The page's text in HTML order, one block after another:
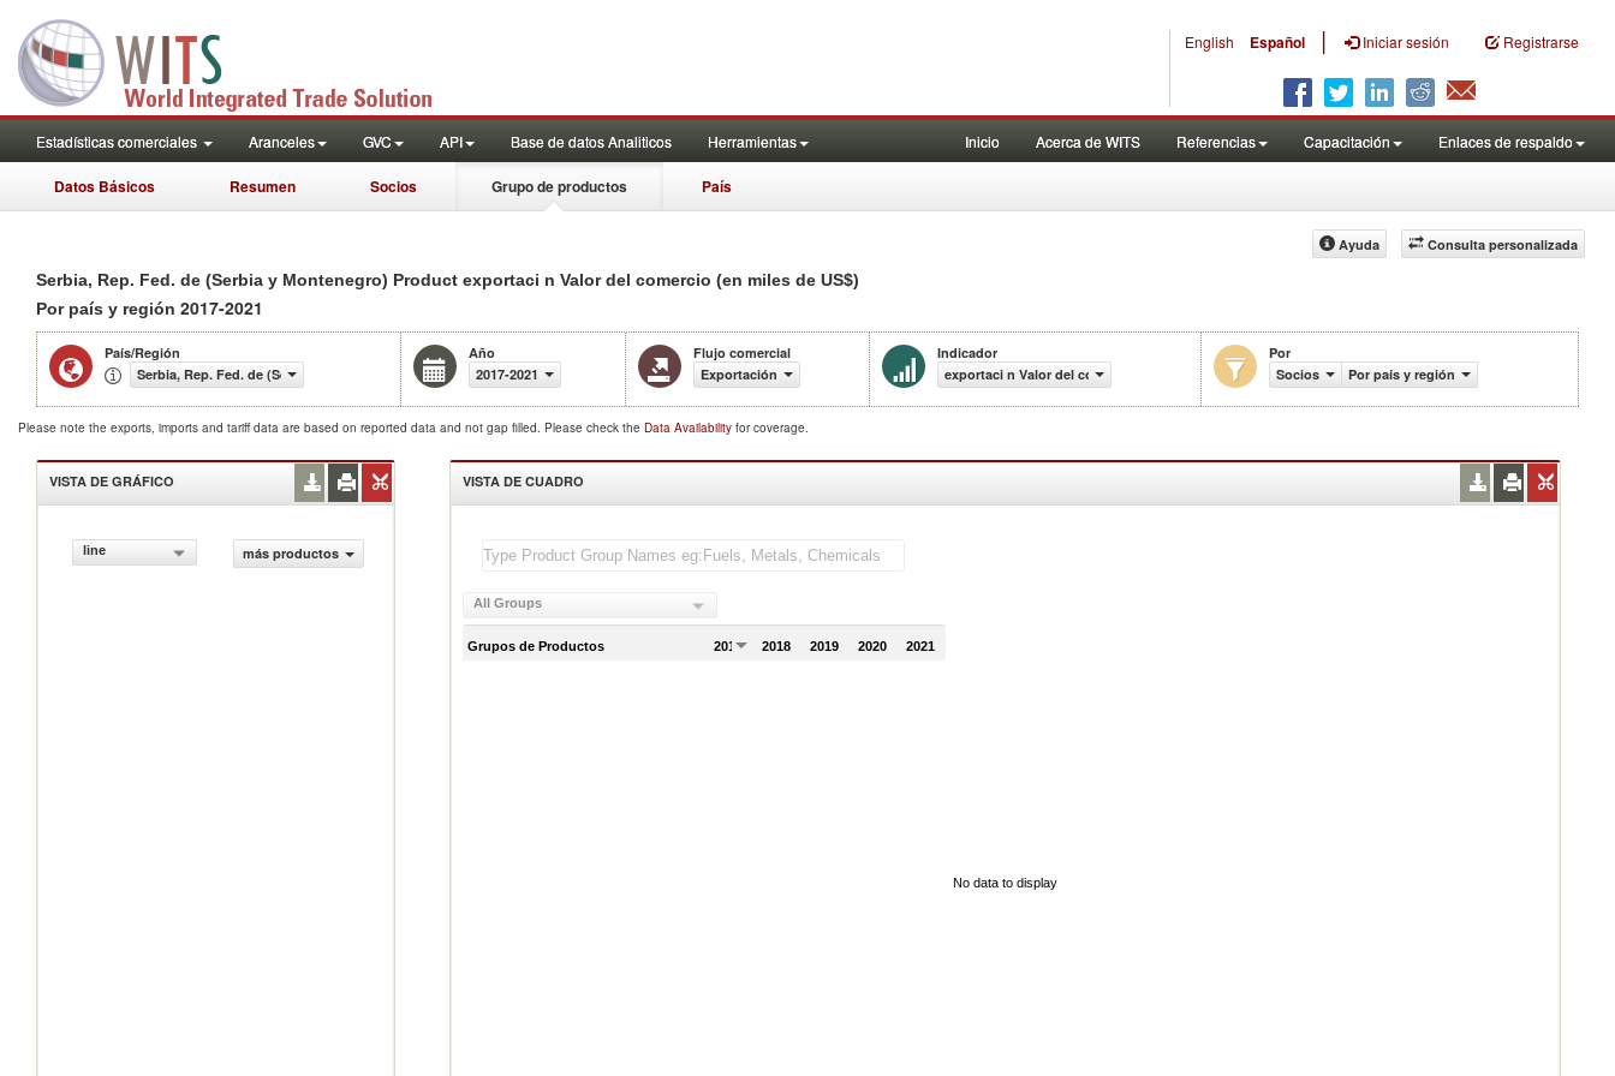
English Español | Iniciar sesión Registrarse
Estadísticas comerciales Aranceles GVC API Base de datos Analiticos Herramientas Inicio Acerca de WITS Referencias Capacitación Enlaces de respaldo
Datos Básicos Resumen Socios Grupo de productos País
Consulta personalizada
Ayuda
Serbia, Rep. Fed. de (Serbia y Montenegro) Product exportaci n Valor del comercio (en miles de US$)
Por país y región 2017-2021
País/Región
Serbia, Rep. Fed. de (Serbia y Montenegro)
Año
2017-2021
Flujo comercial
Exportación
Indicador
exportaci n Valor del comercio (en miles de US$)
Por
Socios
Por país y región
Please note the exports, imports and tariff data are based on reported data and not gap filled. Please check the Data Availability for coverage.
VISTA DE GRÁFICO
line más productos
VISTA DE CUADRO
All Groups
Grupos de Productos 2017 2018 2019 2020 2021
No data to display